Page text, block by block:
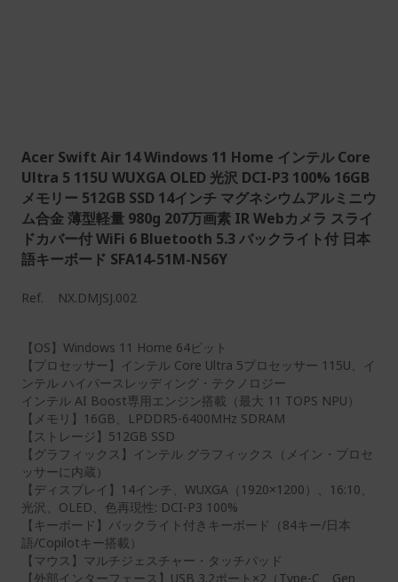
Acer Swift Air 14 Windows 11 Home インテル Core
Ultra 5 115U WUXGA OLED 光沢 DCI-P3 100% 16GB
メモリー 512GB SSD 14インチ マグネシウムアルミニウ
ム合金 薄型軽量 980g 207万画素 IR Webカメラ スライ
ドカバー付 WiFi 6 Bluetooth 5.3 バックライト付 日本
語キーボード SFA14-51M-N56Y
Ref. NX.DMJSJ.002
【OS】Windows 11 Home 64ビット
【プロセッサー】インテル Core Ultra 5プロセッサー 115U、イ
ンテル ハイパースレッディング・テクノロジー
インテル AI Boost専用エンジン搭載（最大 11 TOPS NPU）
【メモリ】16GB、LPDDR5-6400MHz SDRAM
【ストレージ】512GB SSD
【グラフィックス】インテル グラフィックス（メイン・プロセ
ッサーに内蔵）
【ディスプレイ】14インチ、WUXGA（1920×1200）、16:10、
光沢、OLED、色再現性: DCI-P3 100%
【キーボード】バックライト付きキーボード（84キー/日本
語/Copilotキー搭載）
【マウス】マルチジェスチャー・タッチパッド
【外部インターフェース】USB 3.2ポート×2（Type-C、Gen